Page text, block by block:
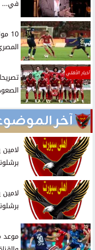
في...
أخبار الأهلي
آخر
موعد